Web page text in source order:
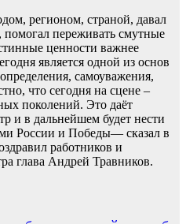
регионом, страной, давал
помогал переживать смутные
ценности важнее
является одной из основ
самоуважения,
что сегодня на сцене –
поколений. Это даёт
и в дальнейшем будет нести
России и Победы— сказал в
работников и
глава Андрей Травников.